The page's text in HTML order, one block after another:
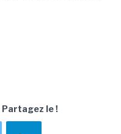
Partagez le !